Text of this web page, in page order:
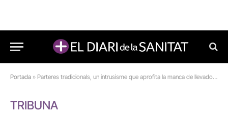
Portada » Parteres tradicionals, un intrusisme que aprofita la manca de llevadores
TRIBUNA